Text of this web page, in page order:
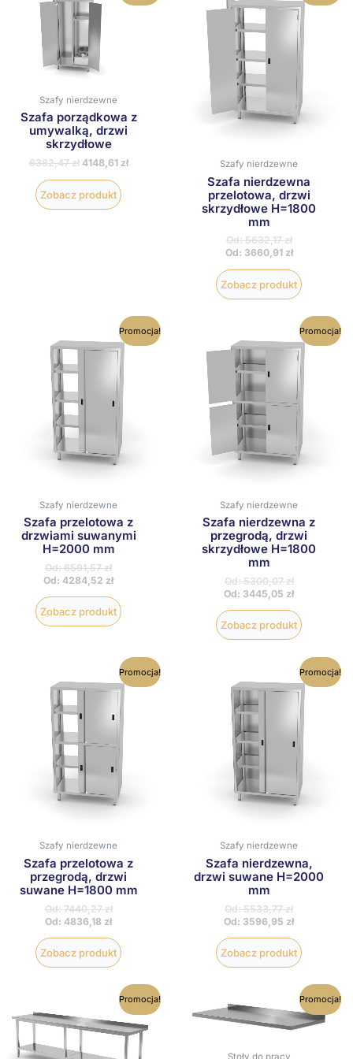
Szafy nierdzewne
Szafa porządkowa z
umywalką, drzwi
skrzydłowe
6382,47zł 4148,61 zł
Zobacz produkt
produktu
Szafy nierdzewne
Szafa nierdzewna
przelotowa, drzwi
skrzydłowe H=1800
mm
Od:5632,17zł
Od: 3660,91 zł
Zobacz produkt
Opcje
wybrać
stronie
Promocja!
Szafy nierdzewne
Szafa przelotowa z
drzwiami suwanymi
H=2000 mm
Od:6591,57zł
Od: 4284,52 zł
Zobacz produkt
Ten
produkt
Opcje
wybrać
stronie
Promocja!
Szafy nierdzewne
Szafa nierdzewna z
przegrodą, drzwi
skrzydłowe H=1800
mm
Od:5300,07zł
Od: 3445,05 zł
Zobacz produkt
Ten
produkt
Opcje
wybrać
stronie
Promocja!
Szafy nierdzewne
Szafa przelotowa z
przegrodą, drzwi
suwane H=1800 mm
Od:7440,27zł
Od: 4836,18 zł
Zobacz produkt
Ten
produkt
Opcje
wybrać
stronie
Promocja!
Szafy nierdzewne
Szafa nierdzewna,
drzwi suwane H=2000
mm
Od:5533,77zł
Od: 3596,95 zł
Zobacz produkt
Ten
produkt
Opcje
stronie
Promocja!
Ten
produkt
ma
wiele
wariantów.
Promocja!
Stoły do pracy
Ten
produkt
ma